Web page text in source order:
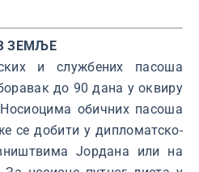
ЗЕМЉЕ
и службених пасоша
до 90 дана у оквиру
обичних пасоша
се добити у дипломатско-
Јордана или на